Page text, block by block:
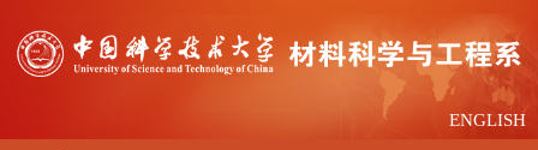
ENGLISH